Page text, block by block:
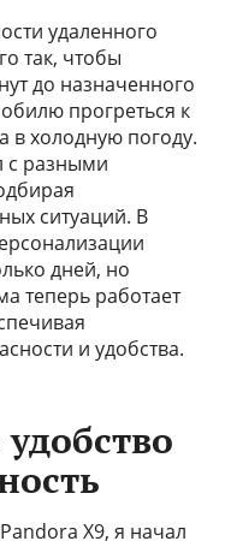
удаленного
так, чтобы
до назначенного
прогреться к
в холодную погоду.
с разными
ситуаций. В
дней, но
теперь работает
и удобства.
X9, я начал